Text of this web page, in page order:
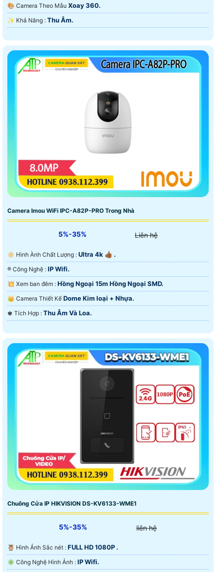
🎨 Camera Theo Mẫu Xoay 360.
️✨ Khả Năng : Thu Âm.
Camera Imou WiFi IPC-A82P-PRO Trong Nhà
5%-35% Liên hệ
🔅 Hình Ành Chất Lượng : Ultra 4k 👍🏾 .
®️ Công Nghệ : IP Wifi.
💥 Xem ban đêm : Hồng Ngoại 15m Hồng Ngoại SMD.
👑 Camera Thiết Kế Dome Kim loại + Nhựa.
️♚ Tích Hợp : Thu Âm Và Loa.
Chuông Cửa IP HIKVISION DS-KV6133-WME1
5%-35% liên hệ
🦉 Hình Ảnh Sắc nét : FULL HD 1080P .
✳️ Công Nghệ Hình Ảnh : IP Wifi.